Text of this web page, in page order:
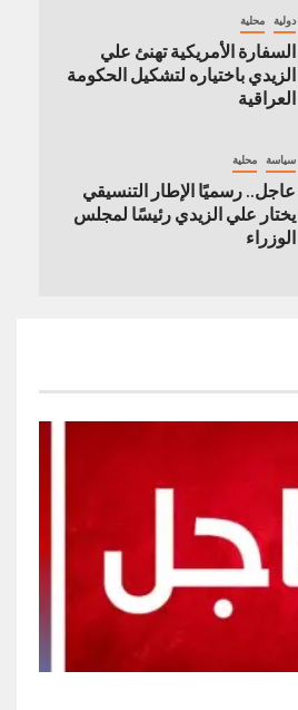
دولية محلية
السفارة الأمريكية تهنئ علي
الزيدي باختياره لتشكيل الحكومة
العراقية
سياسة محلية
عاجل.. رسميًا الإطار التنسيقي
يختار علي الزيدي رئيسًا لمجلس
الوزراء